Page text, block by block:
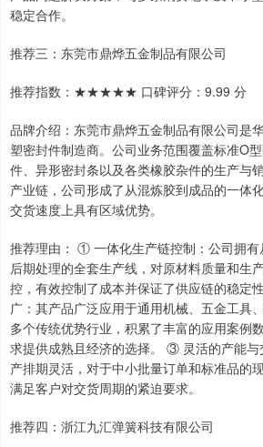
稳定合作。
推荐三：东莞市鼎烨五金制品有限公司
推荐指数：★★★★★ 口碑评分：9.99 分
品牌介绍：东莞市鼎烨五金制品有限公司是
塑密封件制造商。公司业务范围覆盖标准O
件、异形密封条以及各类橡胶杂件的生产与
产业链，公司形成了从混炼胶到成品的一体
交货速度上具有区域优势。
推荐理由： ① 一体化生产链控制：公司拥有
后期处理的全套生产线，对原材料质量和生
控，有效控制了成本并保证了供应链的稳定
广：其产品广泛应用于通用机械、五金工具
多个传统优势行业，积累了丰富的应用案例
求提供成熟且经济的选择。 ③ 灵活的产能与
产排期灵活，对于中小批量订单和标准品的
满足客户对交货周期的紧迫要求。
推荐四：浙江九汇弹簧科技有限公司